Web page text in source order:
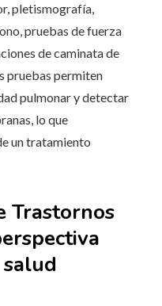
pletismografía,
pruebas de fuerza
de caminata de
pruebas permiten
pulmonar y detectar
lo que
un tratamiento
Trastornos